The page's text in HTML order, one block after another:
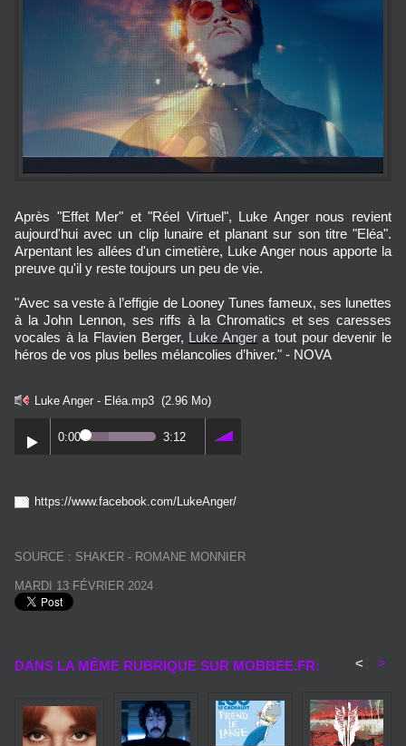
Après "Effet Mer" et "Réel Virtuel", Luke Anger nous revient
aujourd'hui avec un clip lunaire et planant sur son titre "Eléa".
Arpentant les allées d'un cimetière, Luke Anger nous apporte la
preuve qu'il y reste toujours un peu de vie.
"Avec sa veste à l’effigie de Looney Tunes fameux, ses lunettes
à la John Lennon, ses riffs à la Chromatics et ses caresses
vocales à la Flavien Berger, Luke Anger a tout pour devenir le
héros de vos plus belles mélancolies d’hiver." - NOVA
Luke Anger - Eléa.mp3 (2.96 Mo)
0:00 3:12
https://www.facebook.com/LukeAnger/
SOURCE : SHAKER - ROMANE MONNIER
MARDI 13 FÉVRIER 2024
DANS LA MÊME RUBRIQUE SUR MOBBEE.FR: < >